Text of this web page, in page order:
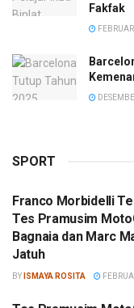
Fakfak
SPORT
Franco Morbidelli
Tes Pramusim
Bagnaia dan Marc
Jatuh
BY ISMAYA ROSITA